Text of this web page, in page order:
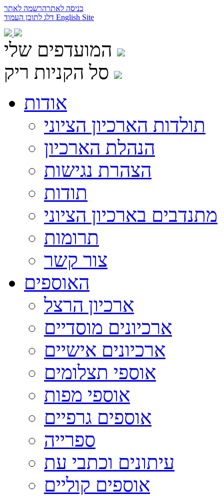
כניסה לאתרהרשמה לאתר
English Site
המועדפים שלי
סל הקניות ריק
אודות
תולדות הארכיון הציוני
הנהלת הארכיון
הצהרת נגישות
תודות
מתנדבים בארכיון הציוני
תרומות
צור קשר
האוספים
ארכיון הרצל
ארכיונים מוסדיים
ארכיונים אישיים
אוספי תצלומים
אוספי מפות
אוספים גרפיים
ספרייה
עיתונים וכתבי עת
אוספים קוליים